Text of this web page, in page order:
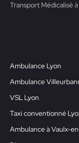
Transport Médicalisé
Ambulance Lyon
Ambulance
VSL Lyon
Taxi conventionné
Ambulance à Vaulx-